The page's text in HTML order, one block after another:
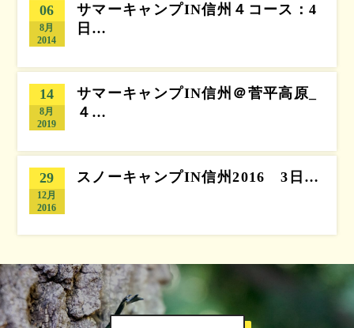
06
8月
2014
サマーキャンプIN信州４コース：4
日…
14
8月
2019
サマーキャンプIN信州＠菅平高原_
４…
29
12月
2016
スノーキャンプIN信州2016 3日…